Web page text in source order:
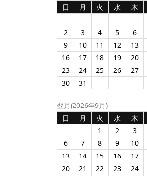
日
月 火 水 木
2
3 4 5 6
9
10 11 12 13
16
17 18 19 20
23
24 25 26 27
30
31
翌月(2026年9月)
日
月 火 水 木
1
2 3
6
7 8 9 10
13
14 15 16 17
20
21 22 23 24